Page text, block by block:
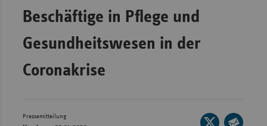
Beschäftige in Pflege und
Gesundheitswesen in der
Coronakrise
Pressemitteilung
Seite